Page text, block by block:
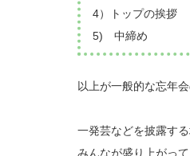
4）トップの挨拶
5) 中締め
以上が一般的な忘年
一発芸などを披露す
みんなが盛り上がっ